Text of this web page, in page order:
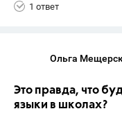
1 ответ
Ольга
Это правда, что
языки в школах?